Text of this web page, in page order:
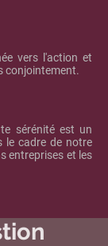
vers l'action et
conjointement.
sérénité est un
le cadre de notre
entreprises et les